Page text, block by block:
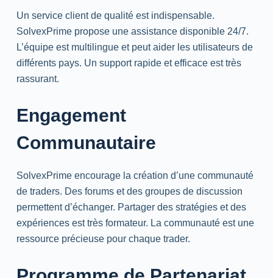
Un service client de qualité est indispensable.
SolvexPrime propose une assistance disponible 24/7.
L’équipe est multilingue et peut aider les utilisateurs de
différents pays. Un support rapide et efficace est très
rassurant.
Engagement
Communautaire
SolvexPrime encourage la création d’une communauté
de traders. Des forums et des groupes de discussion
permettent d’échanger. Partager des stratégies et des
expériences est très formateur. La communauté est une
ressource précieuse pour chaque trader.